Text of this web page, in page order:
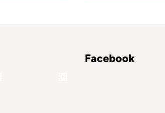
Facebook